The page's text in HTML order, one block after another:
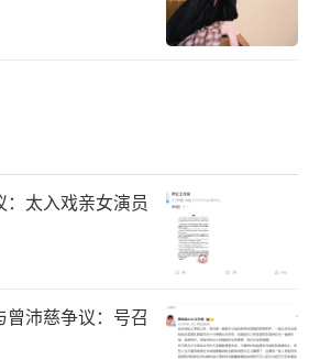
烈博弈，利用地形、道具和
定独特的战略，试图在这场生
仅要展现出敏锐的观察力和
，还要根据不同的角色和任
。这种创新的模式为节目注
让观众看到了学员们在不同
和团队协作精神。
太入戏亲女演员
沛慈争议：号召